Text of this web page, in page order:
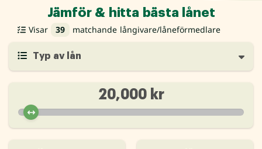
Jämför & hitta bästa lånet
Visar 39 matchande långivare/låneförmedlare
Typ av lån
20,000 kr